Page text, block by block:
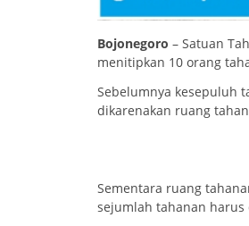
Bojonegoro – Satuan
menitipkan 10 orang
Sebelumnya kesepuluh
dikarenakan ruang
Sementara ruang
sejumlah tahanan harus